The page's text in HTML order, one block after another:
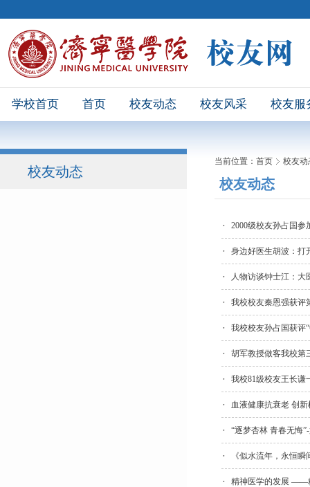
学校首页 首页 校友动态 校友风采 校友服
校友动态
当前位置： 首页 校友动
校友动态
2000级校友孙占国
身边好医生胡波：打
人物访谈钟士江：大
我校校友秦恩强获评
我校校友孙占国获评
胡军教授做客我校第
我校81级校友王长谦
血液健康抗衰老 创
“逐梦杏林 青春无悔
《似水流年，永恒
精神医学的发展 ——